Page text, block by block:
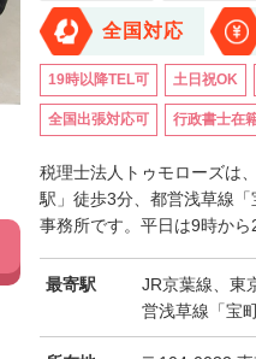
全国対応
19時以降TEL可 土日祝OK
全国出張対応可 行政書士在
税理士法人トゥモローズは
駅」徒歩3分、都営浅草線
事務所です。平日は9時か
最寄駅
JR京葉線、東
営浅草線「宝